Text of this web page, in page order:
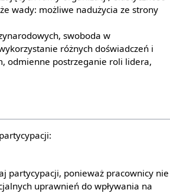
wady: możliwe nadużycia ze strony
swoboda w
różnych doświadczeń i
odmienne postrzeganie roli lidera,
partycypacji, ponieważ pracownicy nie
uprawnień do wpływania na